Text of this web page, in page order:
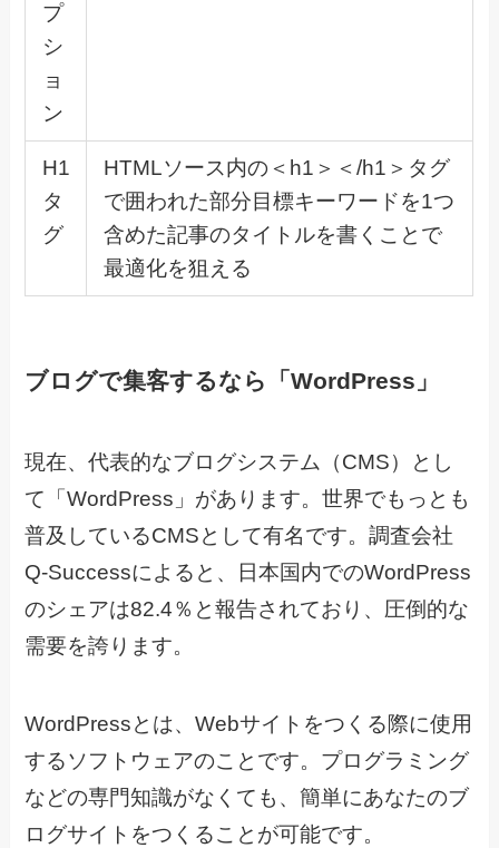
プ
シ
ョ
ン
H1
タ
グ
HTMLソース内の＜h1＞＜/h1＞タグ
で囲われた部分目標キーワードを1つ
含めた記事のタイトルを書くことで
最適化を狙える
ブログで集客するなら「WordPress」
現在、代表的なブログシステム（CMS）とし
て「WordPress」があります。世界でもっとも
普及しているCMSとして有名です。調査会社
Q-Successによると、日本国内でのWordPress
のシェアは82.4％と報告されており、圧倒的な
需要を誇ります。
WordPressとは、Webサイトをつくる際に使用
するソフトウェアのことです。プログラミング
などの専門知識がなくても、簡単にあなたのブ
ログサイトをつくることが可能です。